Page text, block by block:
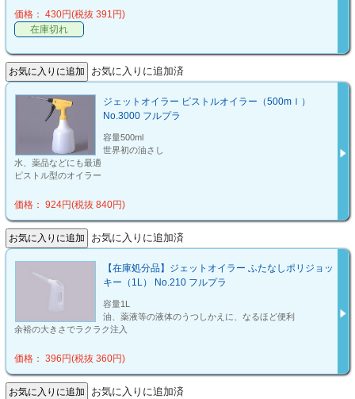
価格： 430円(税抜 391円)
在庫切れ
お気に入りに追加済
ジェットオイラー ピストルオイラー（500mｌ）
No.3000 フルプラ
容量500ml
世界初の油さし
水、薬品などにも最適
ピストル型のオイラー
価格： 924円(税抜 840円)
お気に入りに追加済
【在庫処分品】ジェットオイラー ふたなしポリジョッ
キー（1L） No.210 フルプラ
容量1L
油、薬液等の液体のうつしかえに、なるほど便利
余裕の大きさでラクラク注入
価格： 396円(税抜 360円)
お気に入りに追加済